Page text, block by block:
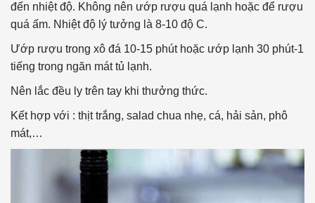
đến nhiệt độ. Không nên ướp rượu quá lạnh hoặc để rượu
quá ấm. Nhiệt độ lý tưởng là 8-10 độ C.
Ướp rượu trong xô đá 10-15 phút hoặc ướp lạnh 30 phút-1
tiếng trong ngăn mát tủ lạnh.
Nên lắc đều ly trên tay khi thưởng thức.
Kết hợp với : thịt trắng, salad chua nhẹ, cá, hải sản, phô
mát,…